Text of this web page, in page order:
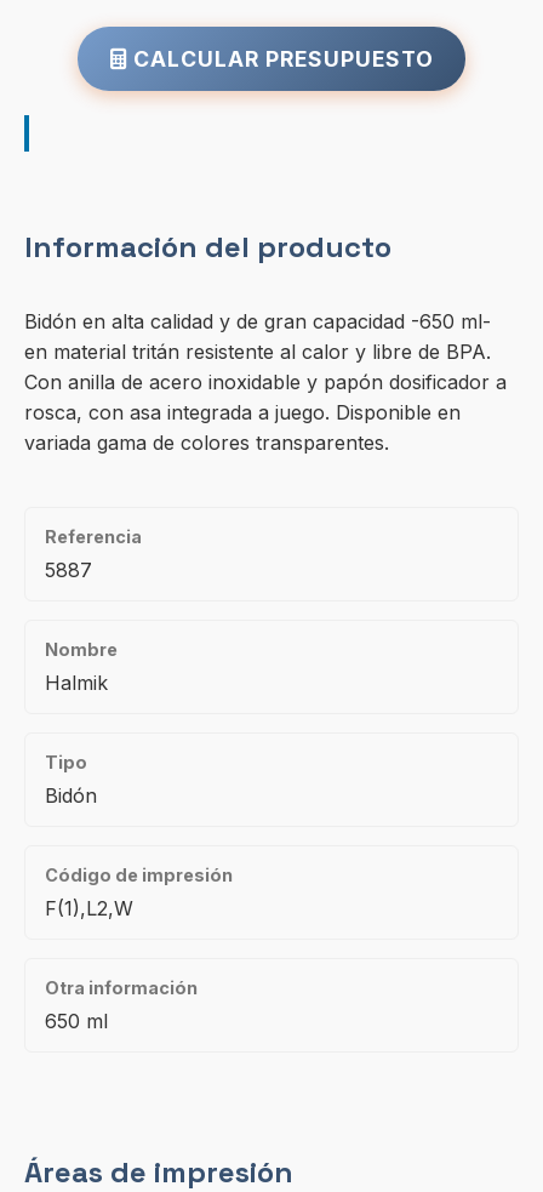
CALCULAR PRESUPUESTO
Información del producto
Bidón en alta calidad y de gran capacidad -650 ml-
en material tritán resistente al calor y libre de BPA.
Con anilla de acero inoxidable y papón dosificador a
rosca, con asa integrada a juego. Disponible en
variada gama de colores transparentes.
Referencia
5887
Nombre
Halmik
Tipo
Bidón
Código de impresión
F(1),L2,W
Otra información
650 ml
Áreas de impresión